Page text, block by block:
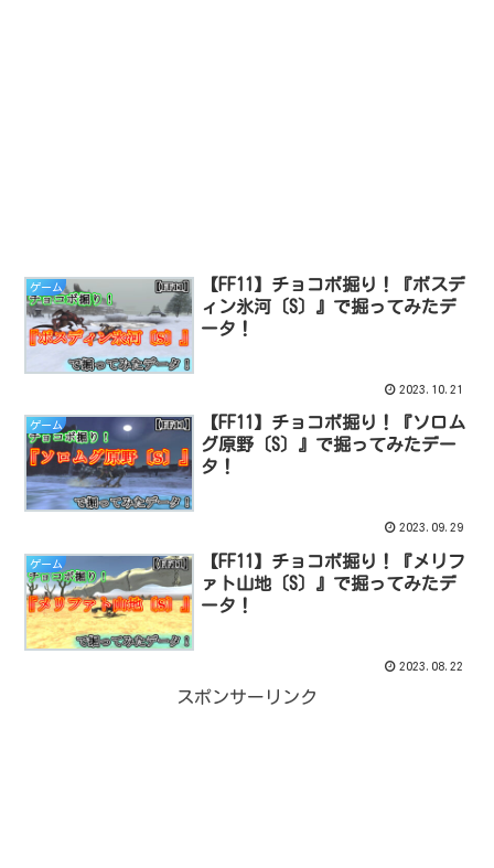
ゲーム
【FF11】チョコボ掘り！『ボスデ
ィン氷河〔S〕』で掘ってみたデ
ータ！
2023.10.21
ゲーム
【FF11】チョコボ掘り！『ソロム
グ原野〔S〕』で掘ってみたデー
タ！
2023.09.29
ゲーム
【FF11】チョコボ掘り！『メリフ
ァト山地〔S〕』で掘ってみたデ
ータ！
2023.08.22
スポンサーリンク